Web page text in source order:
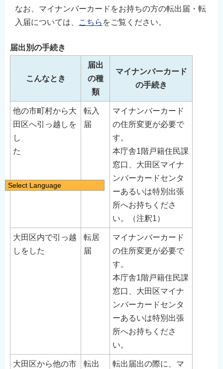
なお、マイナンバーカードをお持ちの方の転出届・転
入届については、
こちら をご覧ください。
届出別の手続き
こんなとき
届出
の種
類
マイナンバーカード
の手続き
他の市町村から大
田区へ引っ越しを
し
た
転入
届
マイナンバーカード
の住所変更が必要で
す。
本庁舎1階戸籍住民課
窓口、大田区マイナ
ンバーカードセンタ
ーあるいは特別出張
所へお持ちくださ
い。（注釈1）
大田区内で引っ越
しをした
転居
届
マイナンバーカード
の住所変更が必要で
す。
本庁舎1階戸籍住民課
窓口、大田区マイナ
ンバーカードセンタ
ーあるいは特別出張
所へお持ちくださ
い。
大田区から他の市
転出
転出届出の際に、マ
Select Language
简体中文